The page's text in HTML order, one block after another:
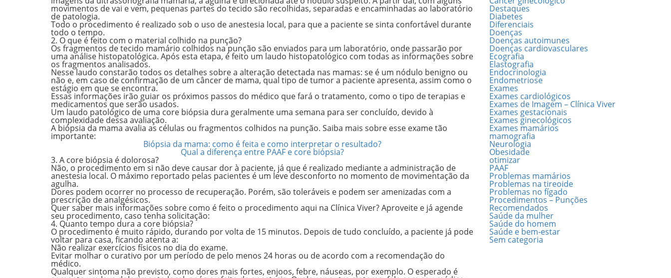
movimentos de vai e vem, pequenas partes do tecido são recolhidas, separadas e encaminhadas ao laboratório
de patologia.
Todo o procedimento é realizado sob o uso de anestesia local, para que a paciente se sinta confortável durante
todo o tempo.
2. O que é feito com o material colhido na punção?
Os fragmentos de tecido mamário colhidos na punção são enviados para um laboratório, onde passarão por
uma análise histopatológica. Após esta etapa, é feito um laudo histopatológico com todas as informações sobre
os fragmentos analisados.
Nesse laudo constarão todos os detalhes sobre a alteração detectada nas mamas: se é um nódulo benigno ou
não e, em caso de confirmação de um câncer de mama, qual tipo de tumor a paciente apresenta, assim como o
estágio em que se encontra.
Essas informações irão guiar os próximos passos do médico que fará o tratamento, como o tipo de terapias e
medicamentos que serão usados.
Um laudo patológico de uma core biópsia dura geralmente uma semana para ser concluído, devido à
complexidade dessa avaliação.
A biópsia da mama avalia as células ou fragmentos colhidos na punção. Saiba mais sobre esse exame tão
importante:
Biópsia da mama: como é feita e como interpretar o resultado?
Qual a diferença entre PAAF e core biópsia?
3. A core biópsia é dolorosa?
Não, o procedimento em si não deve causar dor à paciente, já que é realizado mediante a administração de
anestesia local. O máximo reportado pelas pacientes é um leve desconforto no momento de movimentação da
agulha.
Dores podem ocorrer no processo de recuperação. Porém, são toleráveis e podem ser amenizadas com a
prescrição de analgésicos.
Quer saber mais informações sobre como é feito o procedimento aqui na Clínica Viver? Aproveite e já agende
seu procedimento, caso tenha solicitação:
4. Quanto tempo dura a core biópsia?
O procedimento é muito rápido, durando por volta de 15 minutos. Depois de tudo concluído, a paciente já pode
voltar para casa, ficando atenta a:
Não realizar exercícios físicos no dia do exame.
Evitar molhar o curativo por um período de pelo menos 24 horas ou de acordo com a recomendação do
médico.
Qualquer sintoma não previsto, como dores mais fortes, enjoos, febre, náuseas, por exemplo. O esperado é
Destaques
Diabetes
Diferenciais
Doenças
Doenças autoimunes
Doenças cardiovasculares
Ecografia
Elastografia
Endocrinologia
Endometriose
Exames
Exames cardiológicos
Exames de Imagem – Clínica Viver
Exames gestacionais
Exames ginecológicos
Exames mamários
mamografia
Neurologia
Obesidade
otimizar
PAAF
Problemas mamários
Problemas na tireoide
Problemas no fígado
Procedimentos – Punções
Recomendados
Saúde da mulher
Saúde do homem
Saúde e bem-estar
Sem categoria